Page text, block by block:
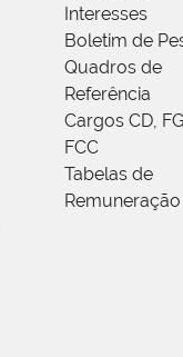
Interesses
Boletim de
Quadros de
Referência
Cargos CD,
FCC
Tabelas de
Remuneração